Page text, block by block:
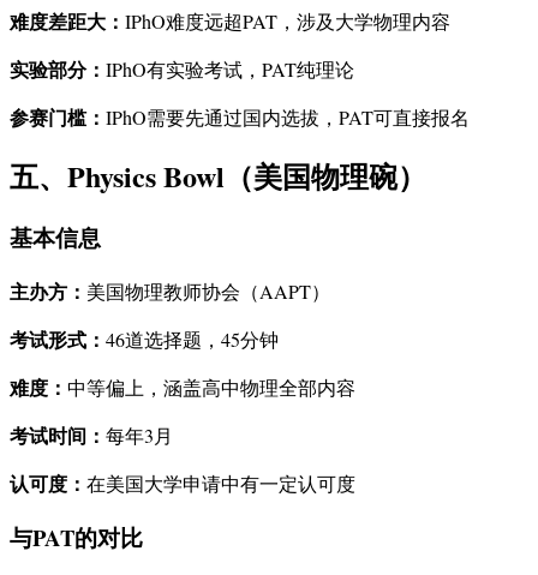
难度差距大： IPhO难度远超PAT，涉及大学物理内容
实验部分： IPhO有实验考试，PAT纯理论
参赛门槛： IPhO需要先通过国内选拔，PAT可直接报名
五、Physics Bowl（美国物理碗）
基本信息
主办方： 美国物理教师协会（AAPT）
考试形式： 46道选择题，45分钟
难度： 中等偏上，涵盖高中物理全部内容
考试时间： 每年3月
认可度： 在美国大学申请中有一定认可度
与PAT的对比